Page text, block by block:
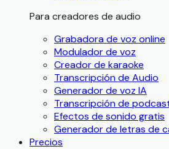
Para creadores de audio
Grabadora de voz online
Modulador de voz
Creador de karaoke
Transcripción de Audio
Generador de voz IA
Transcripción de
Efectos de sonido gratis
Generador de letras de
Precios